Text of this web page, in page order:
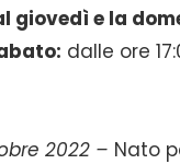
giovedì e la
dalle ore
2022 – Nato